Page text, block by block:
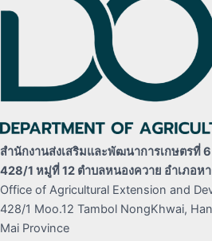
สำนักงานส่งเสริมและพัฒนาการเกษตรที่ 6
428/1 หมู่ที่ 12 ตำบลหนองควาย อำเภอห
Office of Agricultural Extension and
428/1 Moo.12 Tambol NongKhwai,
Mai Province